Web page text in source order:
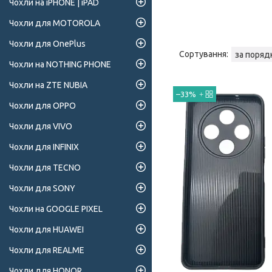
–33%
Чохли на iPHONE | iPAD
Чохли для MOTOROLA
Чохли для OnePlus
Чохли на NOTHING PHONE
Чохли на ZTE NUBIA
Чохли для OPPO
Чохли для VIVO
Чохли для INFINIX
Чохли для TECNO
Чохли для SONY
Чохли на GOOGLE PIXEL
Чохли для HUAWEI
Чохли для REALME